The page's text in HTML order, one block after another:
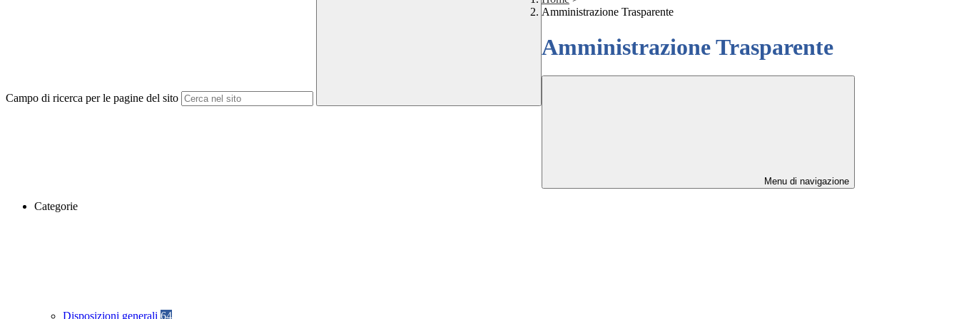
Campo di ricerca per le pagine del sito
Amministrazione Trasparente
Amministrazione Trasparente
Menu di navigazione
Categorie
Disposizioni generali 64